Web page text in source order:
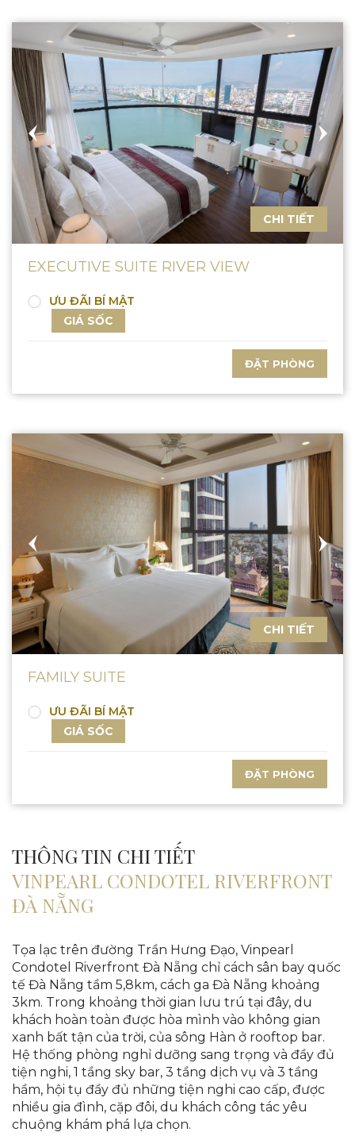
CHI TIẾT
EXECUTIVE SUITE RIVER VIEW
ƯU ĐÃI BÍ MẬT
GIÁ SỐC
ĐẶT PHÒNG
CHI TIẾT
FAMILY SUITE
ƯU ĐÃI BÍ MẬT
GIÁ SỐC
ĐẶT PHÒNG
THÔNG TIN CHI TIẾT
VINPEARL CONDOTEL RIVERFRONT
ĐÀ NẴNG
Tọa lạc trên đường Trần Hưng Đạo, Vinpearl
Condotel Riverfront Đà Nẵng chỉ cách sân bay quốc
tế Đà Nẵng tầm 5,8km, cách ga Đà Nẵng khoảng
3km. Trong khoảng thời gian lưu trú tại đây, du
khách hoàn toàn được hòa mình vào không gian
xanh bất tận của trời, của sông Hàn ở rooftop bar.
Hệ thống phòng nghỉ dưỡng sang trọng và đầy đủ
tiện nghi, 1 tầng sky bar, 3 tầng dịch vụ và 3 tầng
hầm, hội tụ đầy đủ những tiện nghi cao cấp, được
nhiều gia đình, cặp đôi, du khách công tác yêu
chuộng khám phá lựa chọn.